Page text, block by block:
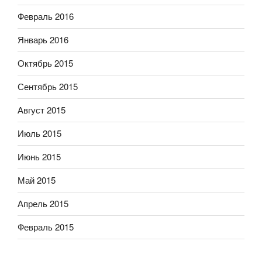
Февраль 2016
Январь 2016
Октябрь 2015
Сентябрь 2015
Август 2015
Июль 2015
Июнь 2015
Май 2015
Апрель 2015
Февраль 2015